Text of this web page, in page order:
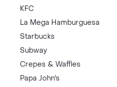
KFC
La Mega Hamburguesa
Starbucks
Subway
Crepes & Waffles
Papa John's